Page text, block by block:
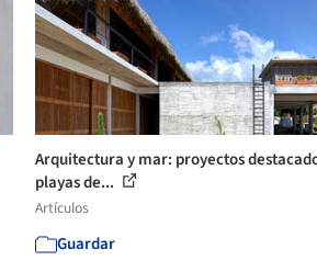
Arquitectura y mar: proyectos
playas de...
Artículos
Guardar